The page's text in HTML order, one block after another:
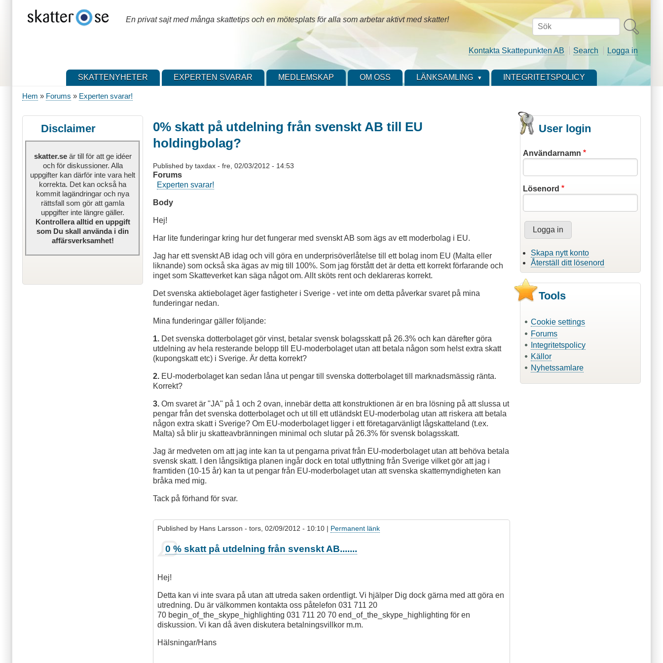
huvudinnehåll
Sök
Kontakta Skattepunkten AB Search Logga in
En privat sajt med många skattetips och en mötesplats för alla som arbetar aktivt med skatter!
SKATTENYHETER EXPERTEN SVARAR MEDLEMSKAP OM OSS LÄNKSAMLING INTEGRITETSPOLICY
Hem Forums Experten svarar!
Disclaimer
skatter.seär till för att ge idéer
och för diskussioner. Alla
uppgifter kan därför inte vara helt
korrekta. Det kan också ha
kommit lagändringar och nya
rättsfall som gör att gamla
uppgifter inte längre gäller.
Kontrollera alltid en uppgift
som Du skall använda i din
affärsverksamhet!
0% skatt på utdelning från svenskt AB till EU
holdingbolag?
Published bytaxdax -fre, 02/03/2012 - 14:53
Forums
Experten svarar!
Body
Hej!
Har lite funderingar kring hur det fungerar med svenskt AB som ägs av ett moderbolag i EU.
Jag har ett svenskt AB idag och vill göra en underprisöverlåtelse till ett bolag inom EU (Malta eller
liknande) som också ska ägas av mig till 100%. Som jag förstått det är detta ett korrekt förfarande och
inget som Skatteverket kan säga något om. Allt sköts rent och deklareras korrekt.
Det svenska aktiebolaget äger fastigheter i Sverige - vet inte om detta påverkar svaret på mina
funderingar nedan.
Mina funderingar gäller följande:
1. Det svenska dotterbolaget gör vinst, betalar svensk bolagsskatt på 26.3% och kan därefter göra
utdelning av hela resterande belopp till EU-moderbolaget utan att betala någon som helst extra skatt
(kupongskatt etc) i Sverige. Är detta korrekt?
2. EU-moderbolaget kan sedan låna ut pengar till svenska dotterbolaget till marknadsmässig ränta.
Korrekt?
3.Om svaret är "JA" på 1 och 2 ovan, innebär detta att konstruktionen är en bra lösning på att slussa ut
pengar från det svenska dotterbolaget och ut till ett utländskt EU-moderbolag utan att riskera att betala
någon extra skatt i Sverige? Om EU-moderbolaget ligger i ett företagarvänligt lågskatteland (t.ex.
Malta) så blir ju skatteavbränningen minimal och slutar på 26.3% för svensk bolagsskatt.
Jag är medveten om att jag inte kan ta ut pengarna privat från EU-moderbolaget utan att behöva betala
svensk skatt. I den långsiktiga planen ingår dock en total utflyttning från Sverige vilket gör att jag i
framtiden (10-15 år) kan ta ut pengar från EU-moderbolaget utan att svenska skattemyndigheten kan
bråka med mig.
Tack på förhand för svar.
Published by Hans Larsson - tors, 02/09/2012 - 10:10 | Permanent länk
0 % skatt på utdelning från svenskt AB.......
Hej!
Detta kan vi inte svara på utan att utreda saken ordentligt. Vi hjälper Dig dock gärna med att göra en
utredning. Du är välkommen kontakta oss påtelefon031 711 20
70 begin_of_the_skype_highlighting 031 711 20 70 end_of_the_skype_highlighting för en
diskussion. Vi kan då även diskutera betalningsvillkor m.m.
Hälsningar/Hans
User login
Användarnamn
Lösenord
Skapa nytt konto
Återställ ditt lösenord
Tools
Cookie settings
Forums
Integritetspolicy
Källor
Nyhetssamlare